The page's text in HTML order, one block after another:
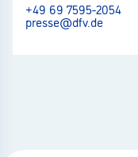
+49 69 7595-2054
presse@dfv.de